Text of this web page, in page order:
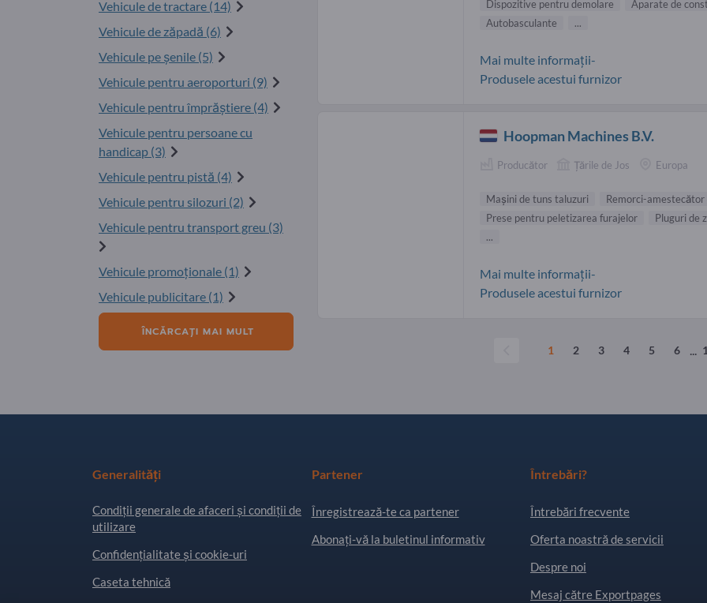
Vehicule de tractare (14)
Vehicule de zăpadă (6)
Vehicule pe șenile (5)
Vehicule pentru aeroporturi (9)
Vehicule pentru împrăştiere (4)
Vehicule pentru persoane cu
handicap (3)
Vehicule pentru pistă (4)
Vehicule pentru silozuri (2)
Vehicule pentru transport greu (3)
Vehicule promoţionale (1)
Vehicule publicitare (1)
ÎNCĂRCAȚI MAI MULT
Dispozitive pentru demolare
Aparate de
Autobasculante
...
Mai multe informații-
Produsele acestui furnizor
Hoopman Machines B.V.
Producător Țările de Jos Europa
Maşini de tuns taluzuri
Remorci-amestecător
Prese pentru peletizarea furajelor
Pluguri de
...
Mai multe informații-
Produsele acestui furnizor
1 2 3 4 5 6 ...
Generalități
Condiţii generale de afaceri și condiții de
utilizare
Confidențialitate și cookie-uri
Caseta tehnică
Partener
Înregistrează-te ca partener
Abonați-vă la buletinul informativ
Întrebări?
Întrebări frecvente
Oferta noastră de servicii
Despre noi
Mesaj către Exportpages